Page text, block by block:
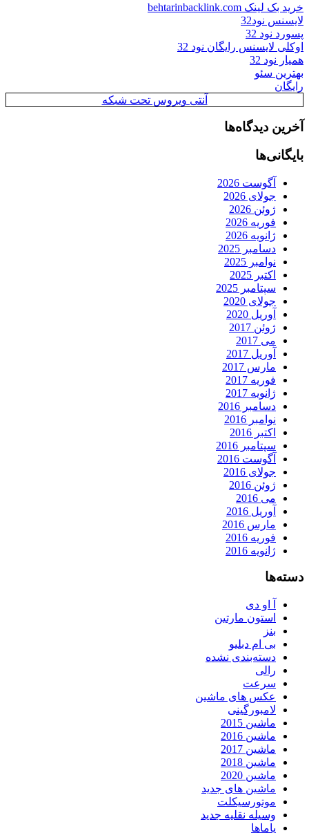
خرید بک لینک behtarinbacklink.com
لایسنس نود32
پسورد نود 32
اوکلی لایسنس رایگان نود 32
همیار نود 32
بهترین سئو
رایگان
آنتی ویروس تحت شبکه
آخرین دیدگاه‌ها
بایگانی‌ها
آگوست 2026
جولای 2026
ژوئن 2026
فوریه 2026
ژانویه 2026
دسامبر 2025
نوامبر 2025
اکتبر 2025
سپتامبر 2025
جولای 2020
آوریل 2020
ژوئن 2017
می 2017
آوریل 2017
مارس 2017
فوریه 2017
ژانویه 2017
دسامبر 2016
نوامبر 2016
اکتبر 2016
سپتامبر 2016
آگوست 2016
جولای 2016
ژوئن 2016
می 2016
آوریل 2016
مارس 2016
فوریه 2016
ژانویه 2016
دسته‌ها
آ او دی
استون مارتین
بنز
بی ام دبلیو
دسته‌بندی نشده
رالی
سرعت
عکس های ماشین
لامبورگینی
ماشین 2015
ماشین 2016
ماشین 2017
ماشین 2018
ماشین 2020
ماشین های جدید
موتورسیکلت
وسیله نقلیه جدید
یاماها